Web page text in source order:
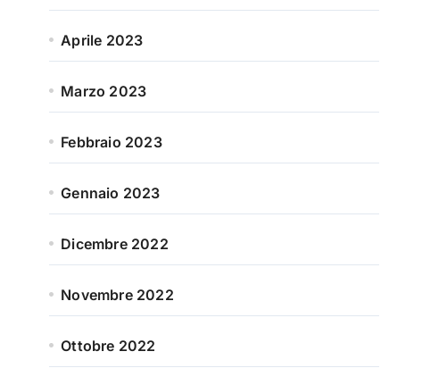
Aprile 2023
Marzo 2023
Febbraio 2023
Gennaio 2023
Dicembre 2022
Novembre 2022
Ottobre 2022